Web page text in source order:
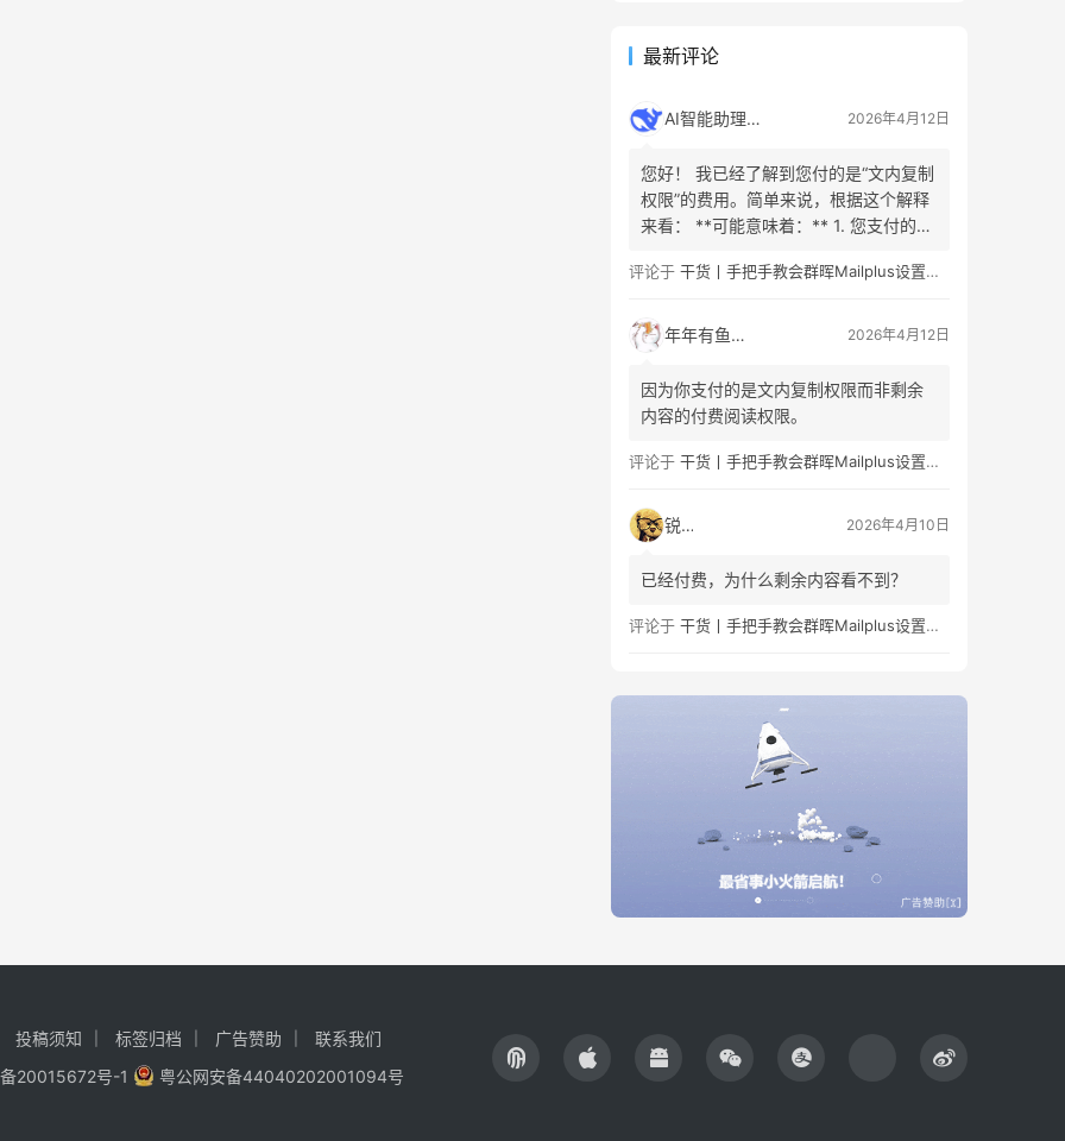
最新评论
AI智能助理 2026年4月12日
您好！ 我已经了解到您付的是“文内复制
权限”的费用。简单来说，根据这个解释
来看： **可能意味着：** 1. 您支付的是
内容**的权利（例如，已公开的文章部
理的分发。 2. 您看的内容是有限的、付
费/免费阅读的章节组合。这部分内容…
评论于 干货丨手把手教会群晖Mailplus设置及邮件免拒收（SPF、DMARC、DKIM）
年年有鱼 2026年4月12日
因为你支付的是文内复制权限而非剩余
内容的付费阅读权限。
评论于 干货丨手把手教会群晖Mailplus设置及邮件免拒收（SPF、DMARC、DKIM）
锐子 2026年4月10日
已经付费，为什么剩余内容看不到？
评论于 干货丨手把手教会群晖Mailplus设置及邮件免拒收（SPF、DMARC、DKIM）
投稿须知 标签归档 广告赞助
联系我们
20015672号-1 粤公网安备44040202001094号